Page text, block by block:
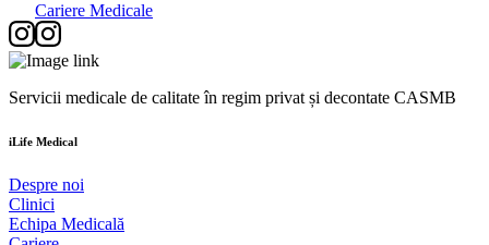
Cariere Medicale
Servicii medicale de calitate în regim privat și decontate CASMB
iLife Medical
Despre noi
Clinici
Echipa Medicală